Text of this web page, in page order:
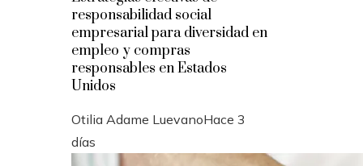
responsabilidad social
empresarial para diversidad en
empleo y compras
responsables en Estados
Unidos
Otilia Adame LuevanoHace 3
días